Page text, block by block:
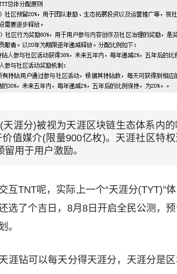
天涯分)被视为天涯区块链生态体系内
值媒介(限量900亿枚)。天涯社区特
用于用户激励。
互TNT呢，实际上一个“天涯分(TYT)”
选了个吉日，8月8日开启全民公测，预
。
涯钻可以每天分得天涯分，天涯分是